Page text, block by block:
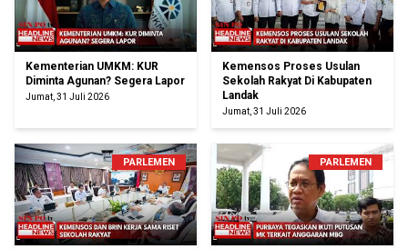
Kementerian UMKM: KUR
Diminta Agunan? Segera Lapor
Jumat, 31 Juli 2026
Kemensos Proses Usulan
Sekolah Rakyat Di Kabupaten
Landak
Jumat, 31 Juli 2026
PARLEMEN PARLEMEN